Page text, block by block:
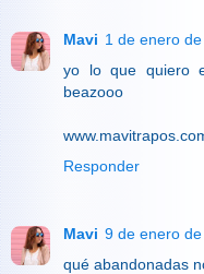
Mavi 1 de enero
yo lo que quiero
beazooo
Responder
Mavi 9 de enero
qué abandonadas